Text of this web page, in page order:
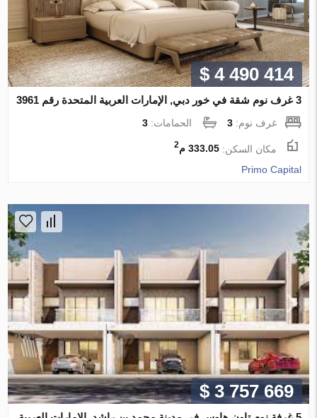
$ 4 490 414
3 غرف نوم شقة في خور دبي, الإمارات العربية المتحدة رقم 3961
غرف نوم:3 الحمامات:3
مكان السكن:333.05 م 2
Primo Capital
$ 3 757 669